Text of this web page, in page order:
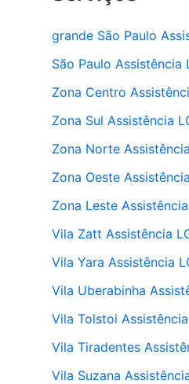
grande São Paulo
São Paulo Assistência
Zona Centro
Zona Sul Assistência
Zona Norte
Zona Oeste
Zona Leste
Vila Zatt Assistência
Vila Yara Assistência
Vila Uberabinha
Vila Tolstoi
Vila Tiradentes
Vila Suzana